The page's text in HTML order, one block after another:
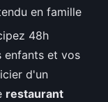
en famille
48h
enfants et vos
d'un
restaurant